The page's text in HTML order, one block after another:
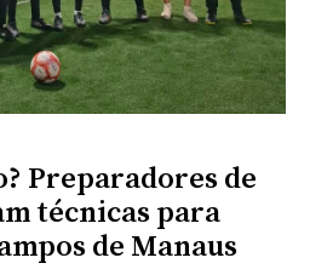
Preparadores de
técnicas para
de Manaus